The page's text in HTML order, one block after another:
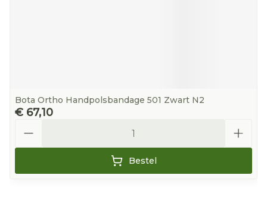
Bota Ortho Handpolsbandage 501 Zwart N2
€ 67,10
Bestel